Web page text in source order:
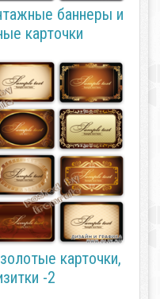
баннеры и
карточки
карточки,
-2